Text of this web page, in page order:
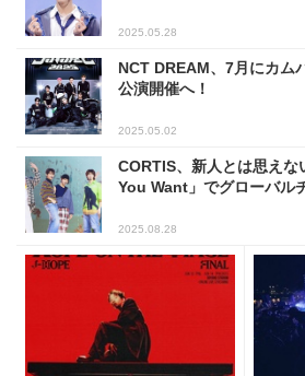
2025.05.28
NCT DREAM、7月にカム
公演開催へ！
2025.05.02
CORTIS、新人とは思え
You Want」でグローバル
2025.08.28